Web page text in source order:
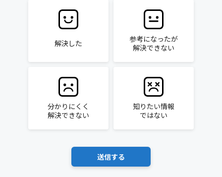
解決した
参考になったが
解決できない
分かりにくく
解決できない
知りたい情報
ではない